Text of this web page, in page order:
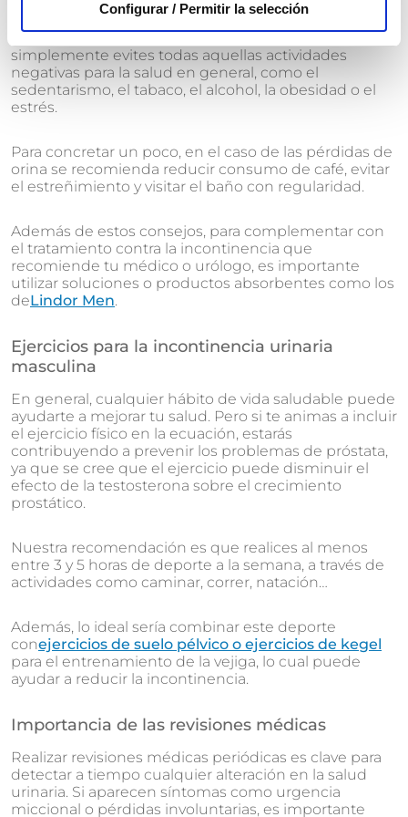
Configurar / Permitir la selección
aplicar para prevenir y mejorar los problemas de
incontinencia, aunque lo recomendable es que
simplemente evites todas aquellas actividades
negativas para la salud en general, como el
sedentarismo, el tabaco, el alcohol, la obesidad o el
estrés.
Para concretar un poco, en el caso de las pérdidas de
orina se recomienda reducir consumo de café, evitar
el estreñimiento y visitar el baño con regularidad.
Además de estos consejos, para complementar con
el tratamiento contra la incontinencia que
recomiende tu médico o urólogo, es importante
utilizar soluciones o productos absorbentes como los
deLindor Men.
Ejercicios para la incontinencia urinaria
masculina
En general, cualquier hábito de vida saludable puede
ayudarte a mejorar tu salud. Pero si te animas a incluir
el ejercicio físico en la ecuación, estarás
contribuyendo a prevenir los problemas de próstata,
ya que se cree que el ejercicio puede disminuir el
efecto de la testosterona sobre el crecimiento
prostático.
Nuestra recomendación es que realices al menos
entre 3 y 5 horas de deporte a la semana, a través de
actividades como caminar, correr, natación…
Además, lo ideal sería combinar este deporte
conejercicios de suelo pélvico o ejercicios de kegel
para el entrenamiento de la vejiga, lo cual puede
ayudar a reducir la incontinencia.
Importancia de las revisiones médicas
Realizar revisiones médicas periódicas es clave para
detectar a tiempo cualquier alteración en la salud
urinaria. Si aparecen síntomas como urgencia
miccional o pérdidas involuntarias, es importante